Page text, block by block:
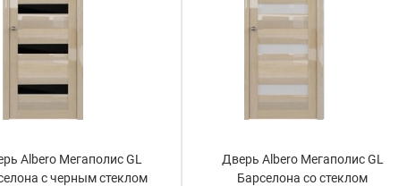
Albero Мегаполис GL
с черным стеклом
Дверь Albero Мегаполис GL
Барселона со стеклом